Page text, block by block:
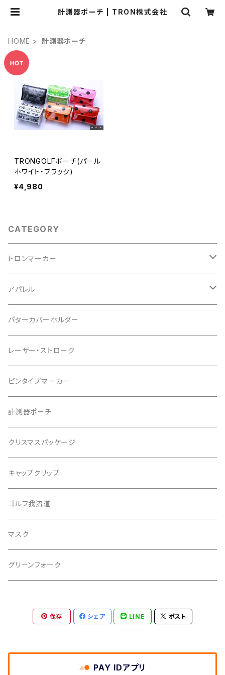
計測器ポーチ | TRON株式会社
HOME 計測器ポーチ
TRONGOLFポーチ(パール
ホワイト・ブラック)
¥4,980
CATEGORY
トロンマーカー
パッケージ
ポケットタイプ
マグネットタイプ
ゆかちんまるマーカー
キャサリンマーカー
もちけんマーカー
バッファローゴルフ
アパレル
Tシャツ
パターカバーホルダー
レーザー・ストローク
ピンタイプマーカー
計測器ポーチ
クリスマスパッケージ
キャップクリップ
ゴルフ我流道
マスク
グリーンフォーク
保存 シェア LINE ポスト
PAY IDアプリ